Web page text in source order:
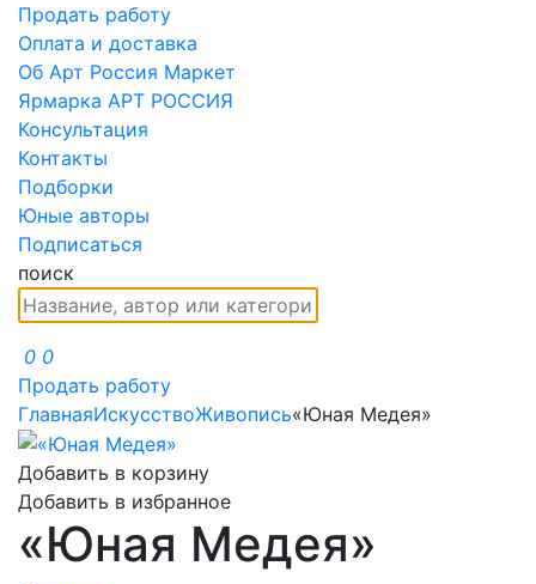
Продать работу
Оплата и доставка
Об Арт Россия Маркет
Ярмарка АРТ РОССИЯ
Консультация
Контакты
Подборки
Юные авторы
Подписаться
поиск
0 0
Продать работу
ГлавнаяИскусствоЖивопись«Юная Медея»
Добавить в корзину
Добавить в избранное
«Юная Медея»